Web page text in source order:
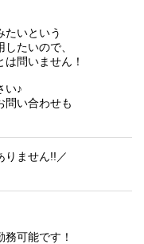
たいという
たいので、
問いません！
い♪
問い合わせも
りません!!／
可能です！